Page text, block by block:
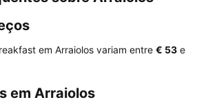
em Arraiolos variam entre ‎€ 53 e
em Arraiolos